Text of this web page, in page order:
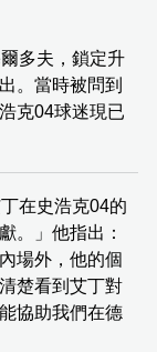
多夫，鎖定升
。當時被問到
克04球迷現已
在史浩克04的
。」他指出：
場外，他的個
楚看到艾丁對
協助我們在德